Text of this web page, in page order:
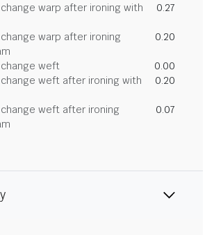
warp after ironing with
0.27
warp after ironing
0.20
weft
0.00
change weft after ironing with
0.20
change weft after ironing
0.07